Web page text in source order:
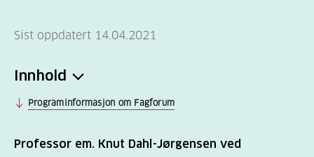
Sist oppdatert 14.04.2021
Innhold
Programinformasjon om Fagforum
Professor em. Knut Dahl-Jørgensen ved